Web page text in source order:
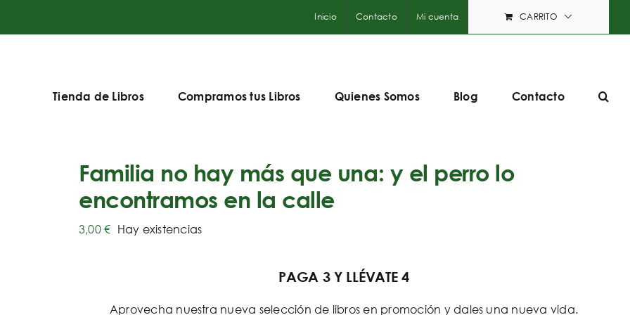
Inicio Contacto Mi cuenta CARRITO
Tienda de Libros Compramos tus Libros Quienes Somos Blog Contacto
Familia no hay más que una: y el perro lo
encontramos en la calle
3,00€ Hay existencias
PAGA 3 Y LLÉVATE 4
Aprovecha nuestra nueva selección de libros en promoción y dales una nueva vida.